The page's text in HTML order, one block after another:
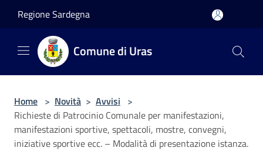
Regione Sardegna
Comune di Uras
Home > Novità > Avvisi >
Richieste di Patrocinio Comunale per manifestazioni,
manifestazioni sportive, spettacoli, mostre, convegni,
iniziative sportive ecc. – Modalità di presentazione istanza.